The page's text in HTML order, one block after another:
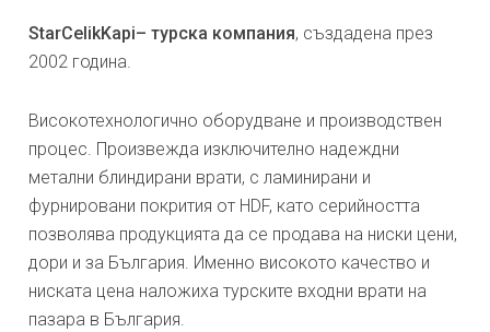
StarCelikKapi– турска компания, създадена през
2002 година.
Високотехнологично оборудване и производствен
процес. Произвежда изключително надеждни
метални блиндирани врати, с ламинирани и
фурнировани покрития от HDF, като серийността
позволява продукцията да се продава на ниски цени,
дори и за България. Именно високото качество и
ниската цена наложиха турските входни врати на
пазара в България.